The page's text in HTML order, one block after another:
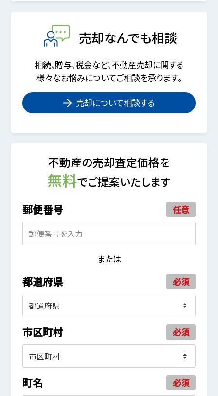
売却なんでも相談
相続、贈与、税金など、不動産売却に関する
様々なお悩みについてご相談を承ります。
売却について相談する
不動産の売却査定価格を
無料でご提案いたします
郵便番号 任意
または
都道府県 必須
市区町村 必須
町名 必須